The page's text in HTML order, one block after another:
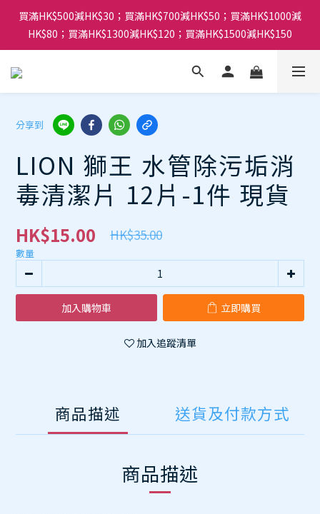
買滿HK$500減HK$30；買滿HK$700減HK$50；買滿HK$1000減
HK$80；買滿HK$1300減HK$120；買滿HK$1500減HK$150
分享到
LION 獅王 水管除污垢消
毒清潔片 12片-1件 現貨
HK$15.00 HK$35.00
數量
加入購物車 立即購買
加入追蹤清單
商品描述 送貨及付款方式
商品描述